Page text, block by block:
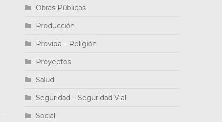
Obras Públicas
Producción
Provida – Religión
Proyectos
Salud
Seguridad – Seguridad Vial
Social